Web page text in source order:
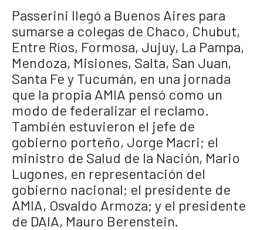
Passerini llegó a Buenos Aires para
sumarse a colegas de Chaco, Chubut,
Entre Ríos, Formosa, Jujuy, La Pampa,
Mendoza, Misiones, Salta, San Juan,
Santa Fe y Tucumán, en una jornada
que la propia AMIA pensó como un
modo de federalizar el reclamo.
También estuvieron el jefe de
gobierno porteño, Jorge Macri; el
ministro de Salud de la Nación, Mario
Lugones, en representación del
gobierno nacional; el presidente de
AMIA, Osvaldo Armoza; y el presidente
de DAIA, Mauro Berenstein.